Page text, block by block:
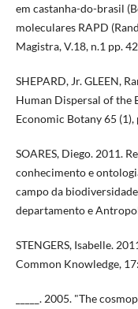
em castanha-do-brasil
moleculares RAPD
Magistra, V.18, n.1 pp.
SHEPARD, Jr. GLEEN,
Human Dispersal of the
Economic Botany 65 (1),
SOARES, Diego. 2011.
conhecimento e
campo da
departamento e
STENGERS, Isabelle.
Common Knowledge,
_____. 2005. "The